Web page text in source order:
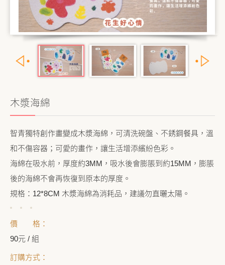
公益義賣
聯絡我們
友善連結
木漿海綿
智青獨特創作畫變成木漿海綿，可清洗碗盤、不銹鋼餐具，溫
和不傷容器；可愛的畫作，讓生活增添繽紛色彩。
海綿在吸水前，厚度約3MM，吸水後會膨脹到約15MM，膨脹
後的海綿不會再恢復到原本的厚度。
規格：12*8CM 木漿海綿為消耗品，建議勿直曬太陽。
價 格：
90元 / 組
訂購方式：